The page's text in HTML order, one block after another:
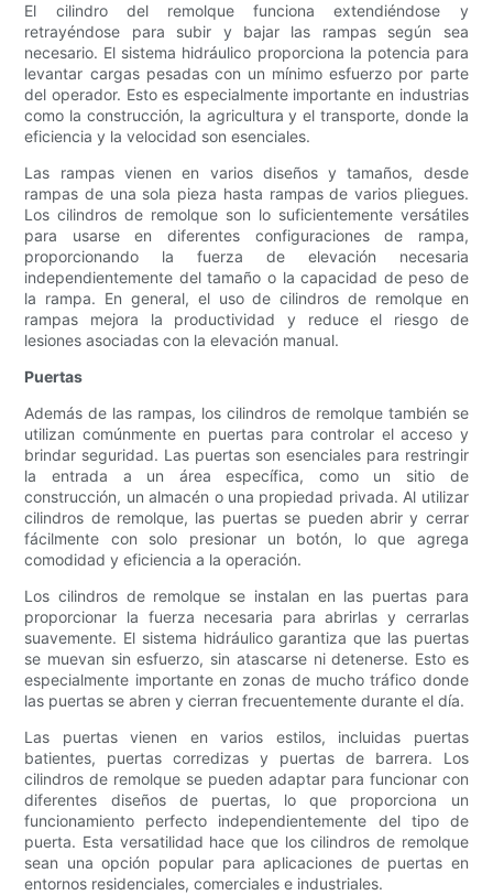
El cilindro del remolque funciona extendiéndose y
retrayéndose para subir y bajar las rampas según sea
necesario. El sistema hidráulico proporciona la potencia para
levantar cargas pesadas con un mínimo esfuerzo por parte
del operador. Esto es especialmente importante en industrias
como la construcción, la agricultura y el transporte, donde la
eficiencia y la velocidad son esenciales.
Las rampas vienen en varios diseños y tamaños, desde
rampas de una sola pieza hasta rampas de varios pliegues.
Los cilindros de remolque son lo suficientemente versátiles
para usarse en diferentes configuraciones de rampa,
proporcionando la fuerza de elevación necesaria
independientemente del tamaño o la capacidad de peso de
la rampa. En general, el uso de cilindros de remolque en
rampas mejora la productividad y reduce el riesgo de
lesiones asociadas con la elevación manual.
Puertas
Además de las rampas, los cilindros de remolque también se
utilizan comúnmente en puertas para controlar el acceso y
brindar seguridad. Las puertas son esenciales para restringir
la entrada a un área específica, como un sitio de
construcción, un almacén o una propiedad privada. Al utilizar
cilindros de remolque, las puertas se pueden abrir y cerrar
fácilmente con solo presionar un botón, lo que agrega
comodidad y eficiencia a la operación.
Los cilindros de remolque se instalan en las puertas para
proporcionar la fuerza necesaria para abrirlas y cerrarlas
suavemente. El sistema hidráulico garantiza que las puertas
se muevan sin esfuerzo, sin atascarse ni detenerse. Esto es
especialmente importante en zonas de mucho tráfico donde
las puertas se abren y cierran frecuentemente durante el día.
Las puertas vienen en varios estilos, incluidas puertas
batientes, puertas corredizas y puertas de barrera. Los
cilindros de remolque se pueden adaptar para funcionar con
diferentes diseños de puertas, lo que proporciona un
funcionamiento perfecto independientemente del tipo de
puerta. Esta versatilidad hace que los cilindros de remolque
sean una opción popular para aplicaciones de puertas en
entornos residenciales, comerciales e industriales.